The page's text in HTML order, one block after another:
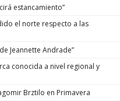
estancamiento”
el norte respecto a las
Jeannette Andrade”
conocida a nivel regional y
Brztilo en Primavera